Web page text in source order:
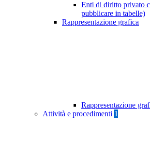
Enti di diritto privato
pubblicare in tabelle)
Rappresentazione grafica
Rappresentazione
Attività e procedimenti 1